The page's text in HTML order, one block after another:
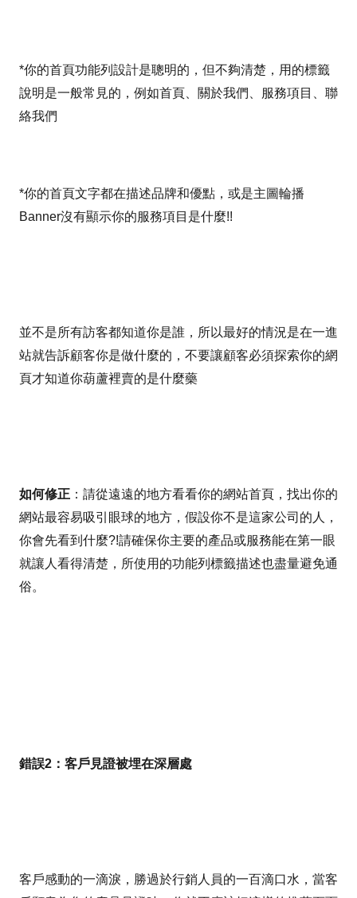
*你的首頁功能列設計是聰明的，但不夠清楚，用的標籤
說明是一般常見的，例如首頁、關於我們、服務項目、聯
絡我們
*你的首頁文字都在描述品牌和優點，或是主圖輪播
Banner沒有顯示你的服務項目是什麼!!
並不是所有訪客都知道你是誰，所以最好的情況是在一進
站就告訴顧客你是做什麼的，不要讓顧客必須探索你的網
頁才知道你葫蘆裡賣的是什麼藥
如何修正 ：請從遠遠的地方看看你的網站首頁，找出你的
網站最容易吸引眼球的地方，假設你不是這家公司的人，
你會先看到什麼?!請確保你主要的產品或服務能在第一眼
就讓人看得清楚，所使用的功能列標籤描述也盡量避免通
俗。
錯誤2：客戶見證被埋在深層處
客戶感動的一滴淚，勝過於行銷人員的一百滴口水，當客